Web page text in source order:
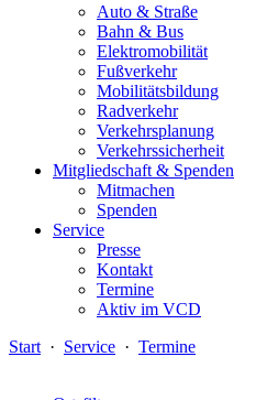
Auto & Straße
Bahn & Bus
Elektromobilität
Fußverkehr
Mobilitätsbildung
Radverkehr
Verkehrsplanung
Verkehrssicherheit
Mitgliedschaft & Spenden
Mitmachen
Spenden
Service
Presse
Kontakt
Termine
Aktiv im VCD
Start · Service · Termine